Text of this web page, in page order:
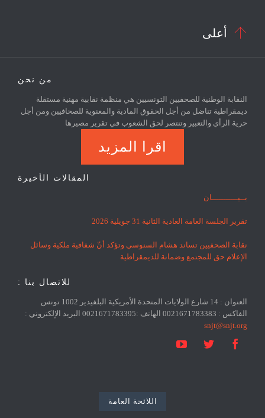
 أعلى
من نحن
النقابة الوطنية للصحفيين التونسيين هي منظمة نقابية مهنية مستقلة
ديمقراطية تناضل من أجل الحقوق المادية والمعنوية للصحافيين ومن أجل
حرية الرأي والتعبير وتنتصر لحق الشعوب في تقرير مصيرها
اقرا المزيد
المقالات الأخيرة
بــيـــــــــــان
تقرير الجلسة العامة العادية الثانية 31 جويلية 2026
نقابة الصحفيين تساند هشام السنوسي وتؤكد أنّ شفافية ملكية وسائل
الإعلام حق للمجتمع وضمانة للديمقراطية
للاتصال بنا :
العنوان : 14 شارع الولايات المتحدة الأمريكية البلفيدير 1002 تونس
الفاكس : 0021671783383 الهاتف :0021671783395 البريد الإلكتروني :
snjt@snjt.org



اللائحة العامة